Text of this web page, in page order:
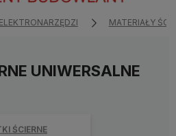
MATERIAŁY
UNIWERSALNE
ŚCIERNE